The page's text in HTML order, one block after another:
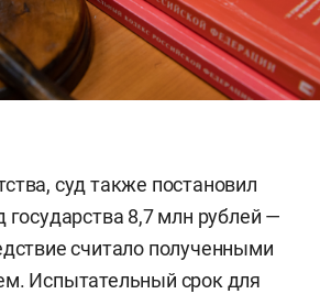
суд также постановил
государства 8,7 млн рублей —
считало полученными
Испытательный срок для